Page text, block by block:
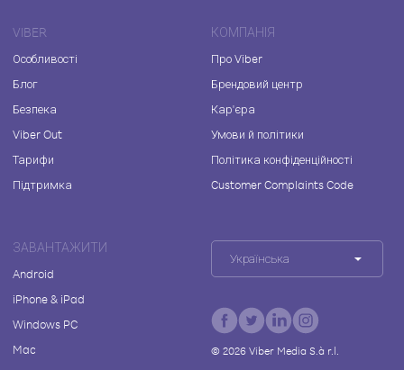
VIBER
Особливості
Блог
Безпека
Viber Out
Тарифи
Підтримка
КОМПАНІЯ
Про Viber
Брендовий центр
Кар'єра
Умови й політики
Політика конфіденційності
Customer Complaints Code
ЗАВАНТАЖИТИ
Android
iPhone & iPad
Windows PC
Mac
Українська
© 2026Viber Media S.à r.l.